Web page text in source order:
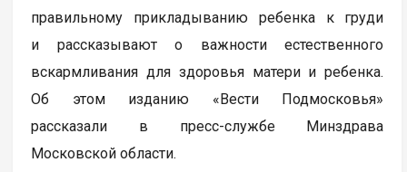
правильному прикладыванию ребенка к груди
и рассказывают о важности естественного
вскармливания для здоровья матери и ребенка.
Об этом изданию «Вести Подмосковья»
рассказали в пресс-службе Минздрава
Московской области.